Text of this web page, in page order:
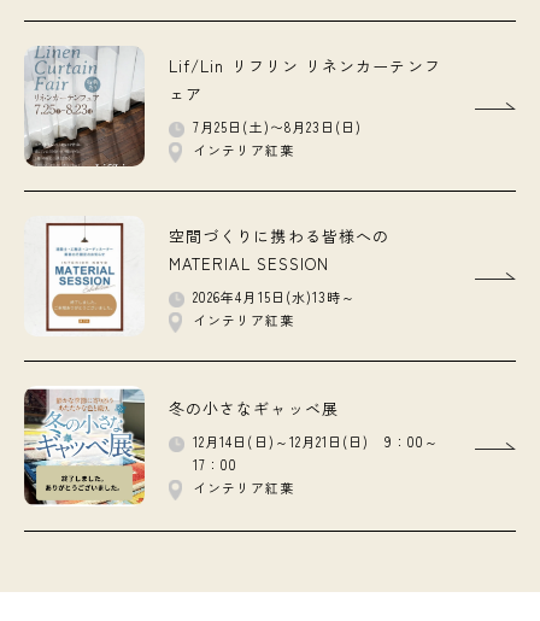
Lif/Lin リフリン リネンカーテンフ
ェア
7月25日(土)〜8月23日(日)
インテリア紅葉
空間づくりに携わる皆様への
MATERIAL SESSION
2026年4月15日(水)13時～
インテリア紅葉
冬の小さなギャッベ展
12月14日(日)～12月21日(日) 9：00～
17：00
インテリア紅葉